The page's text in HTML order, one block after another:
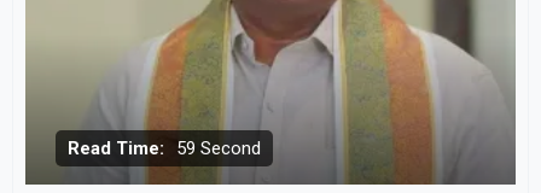
Read Time: 59 Second